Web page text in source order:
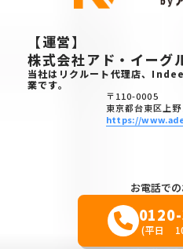
【運営】
株式会社アド・イー
当社はリクルート代理店、
業です。
〒110-0005
東京都台東区上
https://
お電話で
(平日